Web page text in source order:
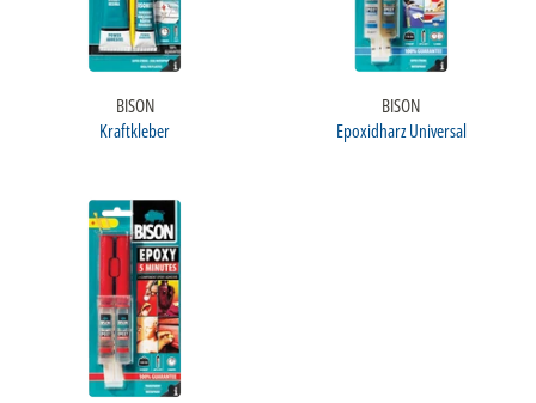
BISON
Kraftkleber
BISON
Epoxidharz Universal